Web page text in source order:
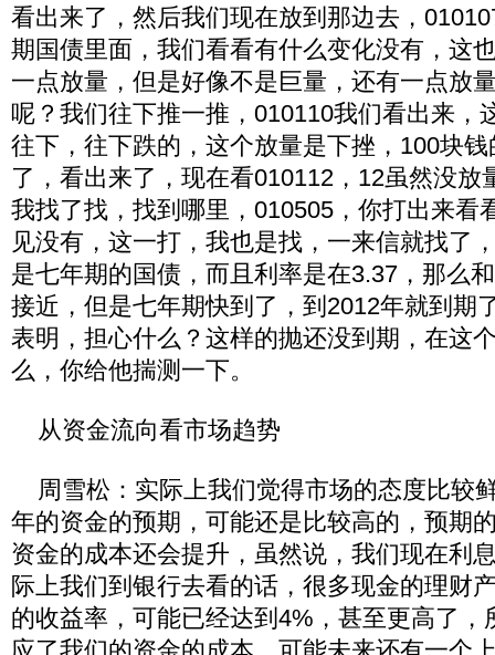
看出来了，然后我们现在放到那边去，
期国债里面，我们看看有什么变化没有，这
一点放量，但是好像不是巨量，还有一点放
呢？我们往下推一推，010110我们看出来，
往下，往下跌的，这个放量是下挫，100块
了，看出来了，现在看010112，12虽然没放
我找了找，找到哪里，010505，你打出来看
见没有，这一打，我也是找，一来信就找了
是七年期的国债，而且利率是在3.37，那么
接近，但是七年期快到了，到2012年就到期
表明，担心什么？这样的抛还没到期，在这
么，你给他揣测一下。
从资金流向看市场趋势
周雪松：实际上我们觉得市场的态度比较
年的资金的预期，可能还是比较高的，预期
资金的成本还会提升，虽然说，我们现在利
际上我们到银行去看的话，很多现金的理财
的收益率，可能已经达到4%，甚至更高了，